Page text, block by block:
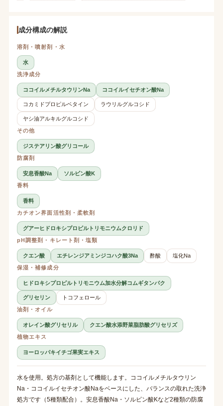
成分構成の解説
溶剤・噴射剤・水
水
洗浄成分
ココイルメチルタウリンNa ココイルイセチオン酸Na
コカミドプロピルベタイン ラウリルグルコシド
ヤシ油アルキルグルコシド
その他
ジステアリン酸グリコール
防腐剤
安息香酸Na
ソルビン酸K
香料
香料
カチオン界面活性剤・柔軟剤
グアーヒドロキシプロピルトリモニウムクロリド
pH調整剤・キレート剤・塩類
クエン酸 エチレンジアミンジコハク酸3Na 酢酸
塩化Na
保湿・補修成分
ヒドロキシプロピルトリモニウム加水分解コムギタンパク
グリセリン
トコフェロール
油剤・オイル
オレイン酸グリセリル
クエン酸水添野菜脂肪酸グリセリズ
植物エキス
ヨーロッパキイチゴ果実エキス
水を使用。処方の基剤として機能します。ココイルメチルタウリン
Na・ココイルイセチオン酸Naをベースにした、バランスの取れた洗浄
処方です（5種類配合）。安息香酸Na・ソルビン酸Kなど2種類の防腐